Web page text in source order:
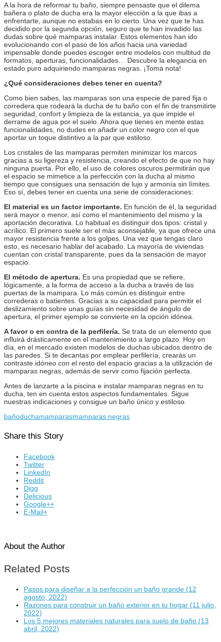
A la hora de reformar tu baño, siempre pensaste que el dilema
bañera o plato de ducha era la mayor elección a la que ibas a
enfrentarte, aunque no estabas en lo cierto. Una vez que te has
decidido por la segunda opción, seguro que te han invadido las
dudas sobre qué mamparas instalar. Estos elementos han ido
evolucionando con el paso de los años hacia una variedad
impensable donde puedes escoger entre modelos con multitud de
formatos, aperturas, funcionalidades… Descubre la elegancia en
estado puro adquiriendo mamparas negras. ¡Toma nota!
¿Qué consideraciones debes tener en cuenta?
Como bien sabes, las mamparas son una especie de pared fija o
corredera que rodeará la ducha de tu baño con el fin de transmitirte
seguridad, confort y limpieza de la estancia, ya que impide el
derrame de agua por el suelo. Ahora que tienes en mente estas
funcionalidades, no dudes en añadir un color negro con el que
aportar un toque distintivo a la par que estiloso.
Los cristales de las mamparas permiten minimizar los marcos
gracias a su ligereza y resistencia, creando el efecto de que no hay
ninguna puerta. Por ello, el uso de colores oscuros permitirán que
el espacio se mimetice a la perfección con la ducha al mismo
tiempo que consigues una sensación de lujo y armonía sin límites.
Eso sí, debes tener en cuenta una serie de consideraciones:
El material es un factor importante. En función de él, la seguridad
será mayor o menor, así como el mantenimiento del mismo y la
aportación decorativa. Lo habitual es distinguir dos tipos: cristal y
acrílico. El primero suele ser el más aconsejable, ya que ofrece una
mayor resistencia frente a los golpes. Una vez que tengas claro
esto, es necesario hablar del acabado. La mayoría de viviendas
cuentan con cristal transparente, pues da la sensación de mayor
espacio.
El método de apertura. Es una propiedad que se refiere,
lógicamente, a la forma de acceso a la ducha a través de las
puertas de la mampara. Lo más común es distinguir entre
correderas o batientes. Gracias a su capacidad para permitir el
deslizamiento sobre unas guías sin necesidad de ángulo de
apertura, el primer ejemplo se convierte en la opción idónea.
A favor o en contra de la perfilería. Se trata de un elemento que
influirá drásticamente en el mantenimiento a largo plazo. Hoy en
día, en el mercado existen modelos de duchas ubicados dentro de
las paredes. Si te decantas por emplear perfilería, crearás un
contraste idóneo con el resto del espacio gracias a la utilización de
mamparas negras, además de servir como fijación perfecta.
Antes de lanzarte a la piscina e instalar mamparas negras en tu
ducha, ten en cuenta estos aspectos fundamentales. Sigue
nuestras indicaciones y consigue un baño único y estiloso.
bañoduchamamparasmamparas negras
Share this Story
Facebook
Twitter
LinkedIn
Reddit
Digg
Delicious
Google++
E-Mail+
About the Author
Related Posts
Pasos para diseñar a la perfección un baño grande (12
agosto, 2022)
Razones para construir un baño exterior en tu hogar (11 julio,
2022)
Los 5 mejores materiales naturales para suelo de baño (13
abril, 2022)